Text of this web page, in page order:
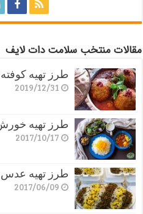
مقالات منتخب سلامت دات لایف
طرز تهیه
2019/12/31
طرز تهیه خورش
2017/10/17
طرز تهیه عدس
2017/06/09